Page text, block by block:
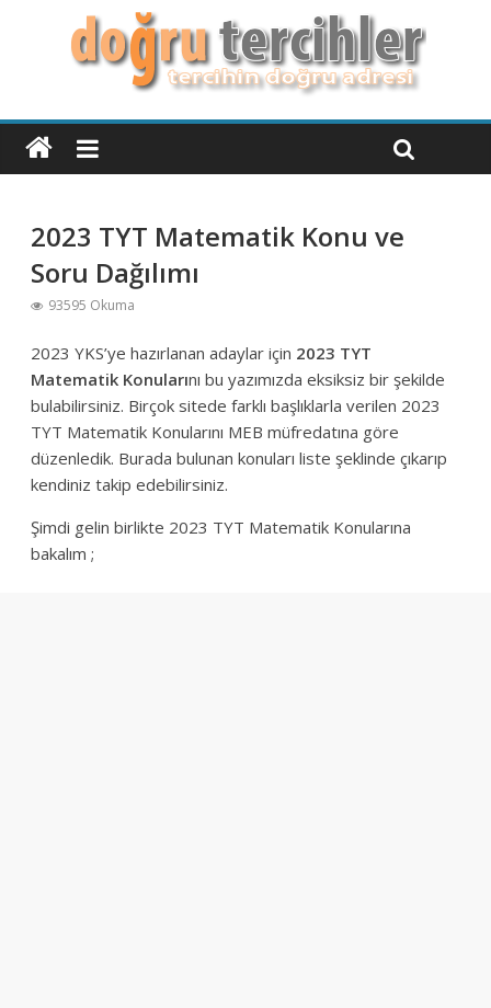
2023 TYT Matematik Konu ve
Soru Dağılımı
93595 Okuma
2023 YKS’ye hazırlanan adaylar için 2023 TYT
Matematik Konularını bu yazımızda eksiksiz bir şekilde
bulabilirsiniz. Birçok sitede farklı başlıklarla verilen 2023
TYT Matematik Konularını MEB müfredatına göre
düzenledik. Burada bulunan konuları liste şeklinde çıkarıp
kendiniz takip edebilirsiniz.
Şimdi gelin birlikte 2023 TYT Matematik Konularına
bakalım ;